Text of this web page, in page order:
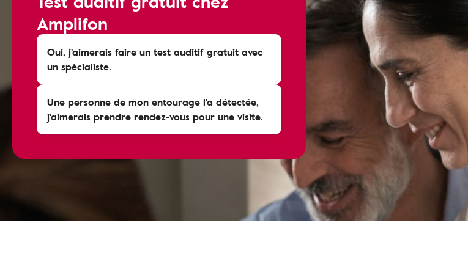
Amplifon
Oui, j'aimerais faire un test auditif gratuit avec
un spécialiste.
Une personne de mon entourage l'a détectée,
j'aimerais prendre rendez-vous pour une visite.